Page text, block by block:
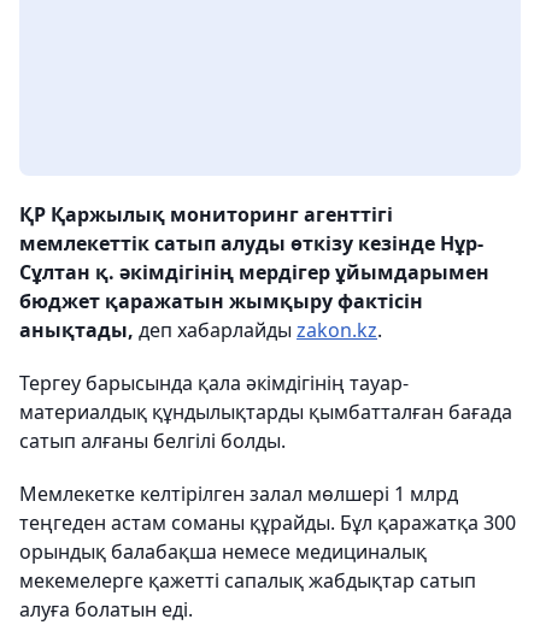
ҚР Қаржылық мониторинг агенттігі
мемлекеттік сатып алуды өткізу кезінде Нұр-
Сұлтан қ. әкімдігінің мердігер ұйымдарымен
бюджет қаражатын жымқыру фактісін
анықтады, деп хабарлайды zakon.kz.
Тергеу барысында қала әкімдігінің тауар-
материалдық құндылықтарды қымбатталған бағада
сатып алғаны белгілі болды.
Мемлекетке келтірілген залал мөлшері 1 млрд
теңгеден астам соманы құрайды. Бұл қаражатқа 300
орындық балабақша немесе медициналық
мекемелерге қажетті сапалық жабдықтар сатып
алуға болатын еді.